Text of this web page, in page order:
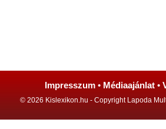
Impresszum • Médiaajánlat •
© 2026 Kislexikon.hu - Copyright Lapoda